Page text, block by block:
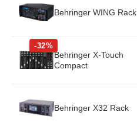
Behringer WING Rack
-32%
Behringer X-Touch
Compact
Behringer X32 Rack